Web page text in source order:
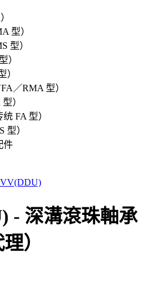
型）
型）
）
）
／RMA 型）
）
FA 型）
型）
件
- 深溝滾珠軸承
）